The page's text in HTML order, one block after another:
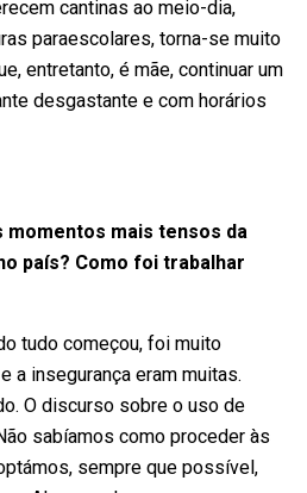
cantinas ao meio-dia,
paraescolares, torna-se muito
entretanto, é mãe, continuar um
desgastante e com horários
momentos mais tensos da
país? Como foi trabalhar
tudo começou, foi muito
a insegurança eram muitas.
O discurso sobre o uso de
sabíamos como proceder às
sempre que possível,